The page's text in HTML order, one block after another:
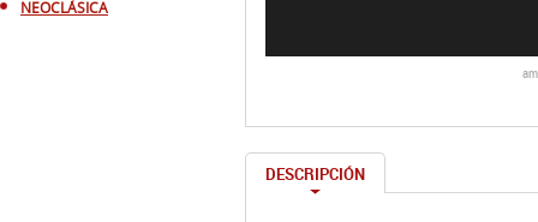
NEOCLÁSICA
DESCRIPCIÓN